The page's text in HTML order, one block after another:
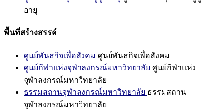
อายุ
พื้นที่สร้างสรรค์
ศูนย์พันธกิจเพื่อสังคม ศูนย์พันธกิจเพื่อสังคม
ศูนย์กีฬาแห่งจุฬาลงกรณ์มหาวิทยาลัย ศูนย์กีฬาแห่ง
จุฬาลงกรณ์มหาวิทยาลัย
ธรรมสถานจุฬาลงกรณ์มหาวิทยาลัย ธรรมสถาน
จุฬาลงกรณ์มหาวิทยาลัย